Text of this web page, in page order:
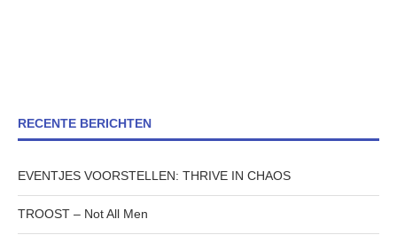
RECENTE BERICHTEN
EVENTJES VOORSTELLEN: THRIVE IN CHAOS
TROOST – Not All Men